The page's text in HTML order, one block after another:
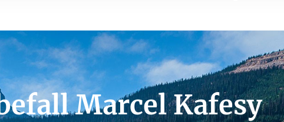
Marcel Kafesy